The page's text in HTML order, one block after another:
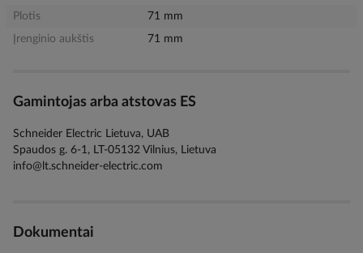
Plotis
71 mm
Įrenginio aukštis
71 mm
Gamintojas arba atstovas ES
Schneider Electric Lietuva, UAB
Spaudos g. 6-1, LT-05132 Vilnius, Lietuva
info@lt.schneider-electric.com
Dokumentai